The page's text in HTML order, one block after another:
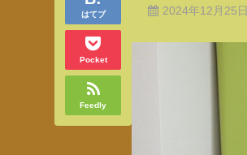
はてブ
Pocket
Feedly
2024年12月25日